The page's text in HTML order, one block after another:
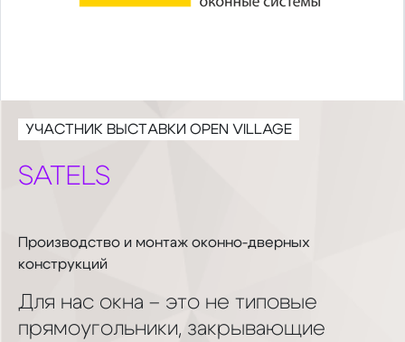
УЧАСТНИК ВЫСТАВКИ OPEN VILLAGE
SATELS
Производство и монтаж оконно-дверных
конструкций
Для нас окна – это не типовые
прямоугольники, закрывающие